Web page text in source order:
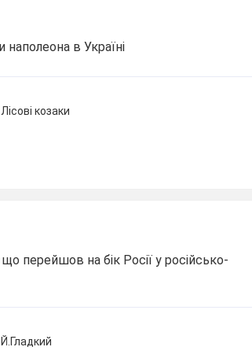
наполеона в Україні
Лісові козаки
перейшов на бік Росії у російсько-
Й.Гладкий